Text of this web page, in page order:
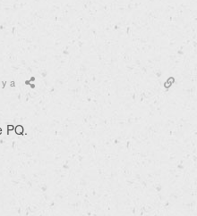
a
PQ.